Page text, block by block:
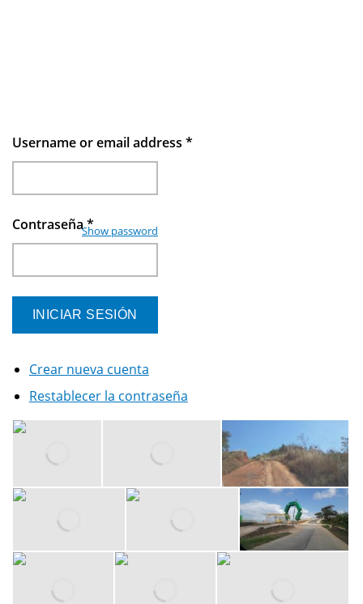
Username or email address *
Contraseña*
Show password
Crear nueva cuenta
Restablecer la contraseña